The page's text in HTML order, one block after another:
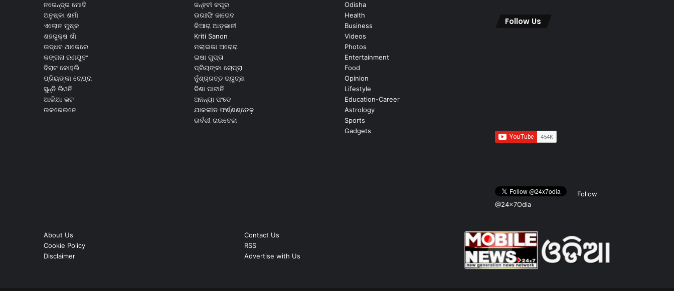
ନରେନ୍ଦ୍ର ମୋଦି
ଅନୁଷ୍କା ଶର୍ମା
ଏଲୋନ ମୁଷ୍କ
ଶହରୁକ୍ଷ ଖାଁ
ଉଦ୍ଧବ ଥାକେରେ
କଙ୍ଗନା ରଣୟୁତଂ
ବିରାଟ କୋହଲି
ପ୍ରିୟଙ୍କା ଚୋପ୍ରା
ସୁନ୍ନି ଲିଓନି
ଆଲିଆ ଭଟ
ଉକରେଇନେ
ଜନ୍ହବୀ କପୂର
ଉରଃଫି ଜାଭେଦ
କିଆରା ଆଡ଼ଭାନୀ
Kriti Sanon
ମଲାଇକା ଅରୋରା
ଇଷା ଗୁପ୍ତା
ପ୍ରିୟଙ୍କା ଚୋପ୍ରା
ନୁଁଶ୍ର୍ରତ୍ତ ଭ୍ରୁଚ୍ଛା
ଦିଶା ପାଟାନି
ଅନନ୍ୟା ପଂଡେ
ଯାକଲୀନ ଫର୍ଣ୍ଣଣ୍ଡେଜ଼
ଉର୍ବଶୀ ରାଉତେଲା
Odisha
Health
Business
Videos
Photos
Entertainment
Food
Opinion
Lifestyle
Education-Career
Astrology
Sports
Gadgets
Follow Us
Follow
@24x7Odia
About Us
Cookie Policy
Disclaimer
Contact Us
RSS
Advertise with Us